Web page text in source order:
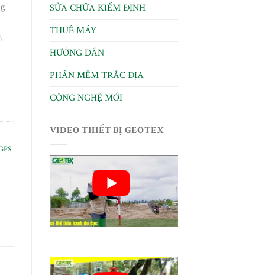
SỬA CHỮA KIỂM ĐỊNH
THUÊ MÁY
HƯỚNG DẪN
PHẦN MỀM TRẮC ĐỊA
CÔNG NGHỆ MỚI
VIDEO THIẾT BỊ GEOTEX